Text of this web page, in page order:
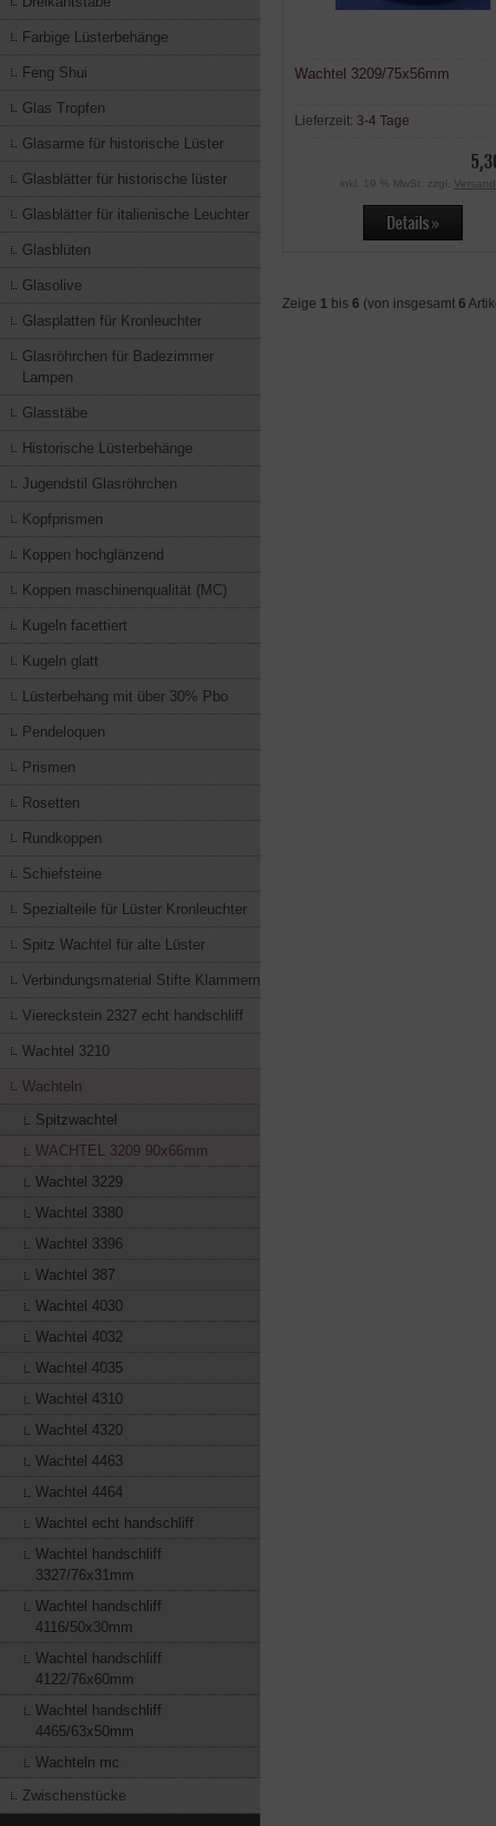
Farbige Lüsterbehänge
Feng Shui
Glas Tropfen
Glasarme für historische Lüster
Glasblätter für historische lüster
Glasblätter für italienische Leuchter
Glasblüten
Glasolive
Glasplatten für Kronleuchter
Glasröhrchen für Badezimmer
Lampen
Glasstäbe
Historische Lüsterbehänge
Jugendstil Glasröhrchen
Kopfprismen
Koppen hochglänzend
Koppen maschinenqualität (MC)
Kugeln facettiert
Kugeln glatt
Lüsterbehang mit über 30% Pbo
Pendeloquen
Prismen
Rosetten
Rundkoppen
Schiefsteine
Spezialteile für Lüster Kronleuchter
Spitz Wachtel für alte Lüster
Verbindungsmaterial Stifte Klammern
Viereckstein 2327 echt handschliff
Wachtel 3210
Wachteln
Spitzwachtel
WACHTEL 3209 90x66mm
Wachtel 3229
Wachtel 3380
Wachtel 3396
Wachtel 387
Wachtel 4030
Wachtel 4032
Wachtel 4035
Wachtel 4310
Wachtel 4320
Wachtel 4463
Wachtel 4464
Wachtel echt handschliff
Wachtel handschliff
3327/76x31mm
Wachtel handschliff
4116/50x30mm
Wachtel handschliff
4122/76x60mm
Wachtel handschliff
4465/63x50mm
Wachteln mc
Zwischenstücke
Wachtel 3209/75x56mm
Lieferzeit: 3-4 Tage
inkl. 19 % MwSt. zzgl.
Zeige 1 bis 6 (von insgesamt 6